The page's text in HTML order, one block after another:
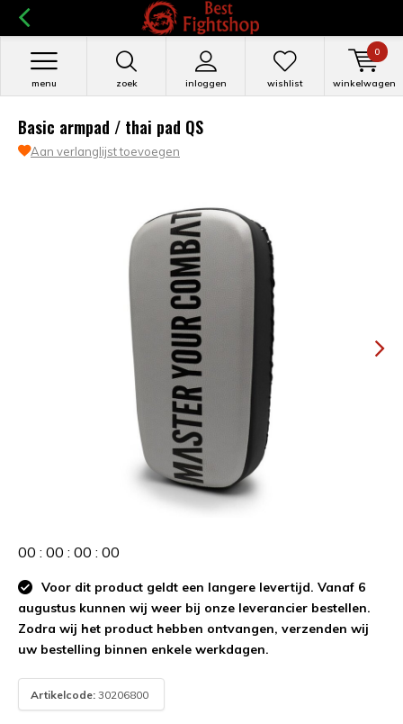
zoek inloggen
menu wishlist winkelwagen
0
Basic armpad / thai pad QS
Aan verlanglijst toevoegen
00 : 00 : 00 : 00
Voor dit product geldt een langere levertijd. Vanaf 6
augustus kunnen wij weer bij onze leverancier bestellen.
Zodra wij het product hebben ontvangen, verzenden wij
uw bestelling binnen enkele werkdagen.
Artikelcode: 30206800